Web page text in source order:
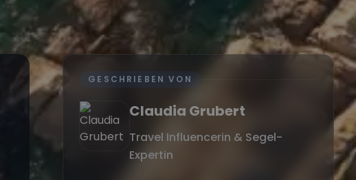
GESCHRIEBEN VON
Claudia Grubert
Travel Influencerin & Segel-
Expertin